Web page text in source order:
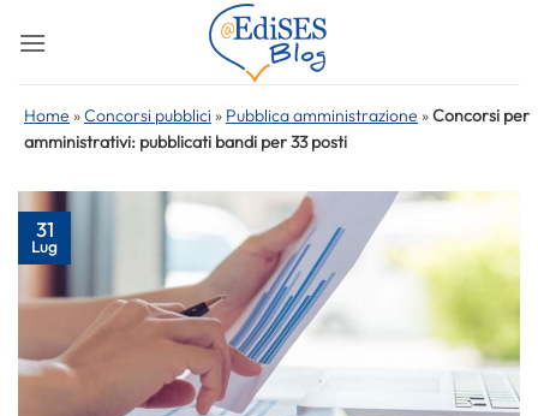
Home »Concorsi pubblici » Pubblica amministrazione »Concorsi per
amministrativi: pubblicati bandi per 33 posti
31
Lug